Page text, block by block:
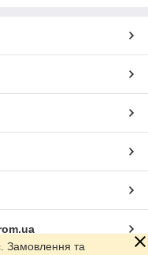
Замовлення та